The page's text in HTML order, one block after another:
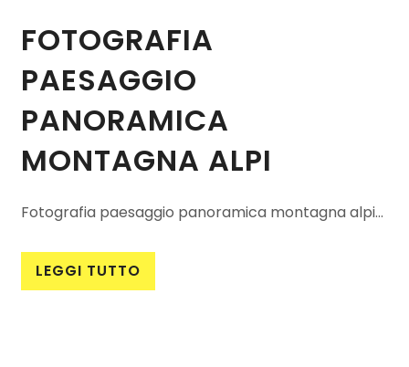
FOTOGRAFIA
PAESAGGIO
PANORAMICA
MONTAGNA ALPI
Fotografia paesaggio panoramica montagna alpi...
LEGGI TUTTO